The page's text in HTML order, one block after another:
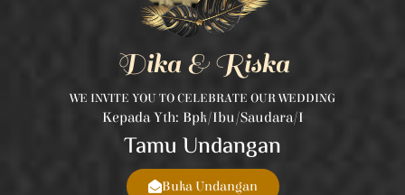
Dika & Riska
WE INVITE YOU TO CELEBRATE OUR WEDDING
Kepada Yth: Bpk/Ibu/Saudara/i
Tamu Undangan
Buka Undangan